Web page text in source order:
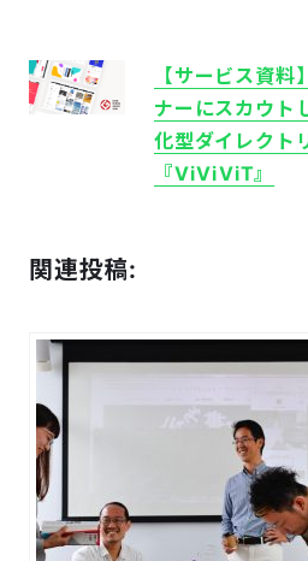
【サービス資
ナーにスカウト
化型ダイレクト
『ViViVi​T』
関連投稿: